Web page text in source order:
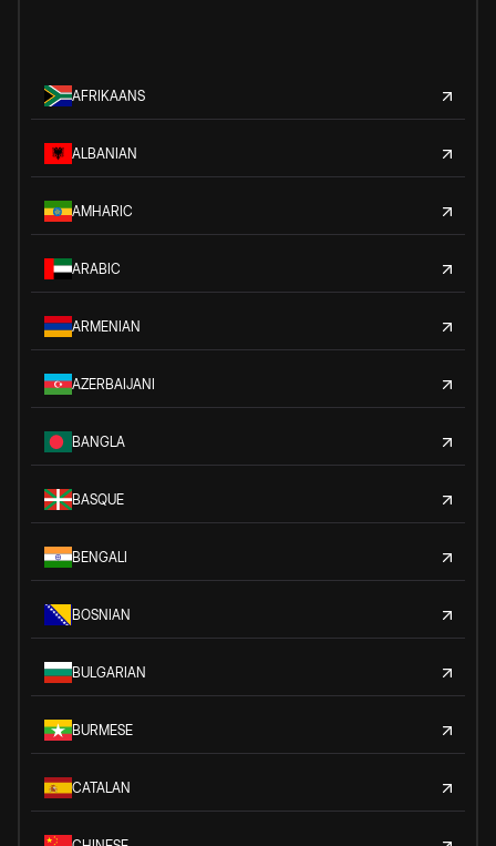
AFRIKAANS
ALBANIAN
AMHARIC
ARABIC
ARMENIAN
AZERBAIJANI
BANGLA
BASQUE
BENGALI
BOSNIAN
BULGARIAN
BURMESE
CATALAN